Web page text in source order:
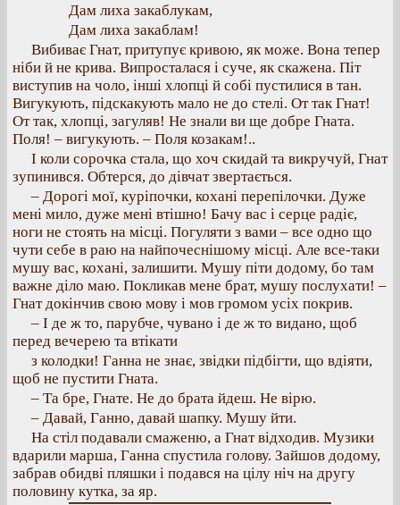
Дам лиха закаблукам,
Дам лиха закаблам!
Вибиває Гнат, притупує кривою, як може. Вона тепер
ніби й не крива. Випросталася і суче, як скажена. Піт
виступив на чоло, інші хлопці й собі пустилися в тан.
Вигукують, підскакують мало не до стелі. От так Гнат!
От так, хлопці, загуляв! Не знали ви ще добре Гната.
Поля! – вигукують. – Поля козакам!..
І коли сорочка стала, що хоч скидай та викручуй, Гнат
зупинився. Обтерся, до дівчат звертається.
– Дорогі мої, куріпочки, кохані перепілочки. Дуже
мені мило, дуже мені втішно! Бачу вас і серце радіє,
ноги не стоять на місці. Погуляти з вами – все одно що
чути себе в раю на найпочеснішому місці. Але все-таки
мушу вас, кохані, залишити. Мушу піти додому, бо там
важне діло маю. Покликав мене брат, мушу послухати! –
Гнат докінчив свою мову і мов громом усіх покрив.
– І де ж то, парубче, чувано і де ж то видано, щоб
перед вечерею та втікати
з колодки! Ганна не знає, звідки підбігти, що вдіяти,
щоб не пустити Гната.
– Та бре, Гнате. Не до брата йдеш. Не вірю.
– Давай, Ганно, давай шапку. Мушу йти.
На стіл подавали смаженю, а Гнат відходив. Музики
вдарили марша, Ганна спустила голову. Зайшов додому,
забрав обидві пляшки і подався на цілу ніч на другу
половину кутка, за яр.